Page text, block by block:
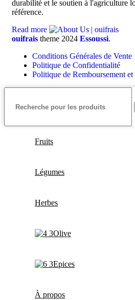
durabilité et le soutien à l'agriculture
référence.
Read more
ouifrais theme 2024 Essoussi.
Conditions Générales de Vente
Politique de Confidentialité
Politique de Remboursement et
Fruits
Légumes
Herbes
Olive
Epices
À propos